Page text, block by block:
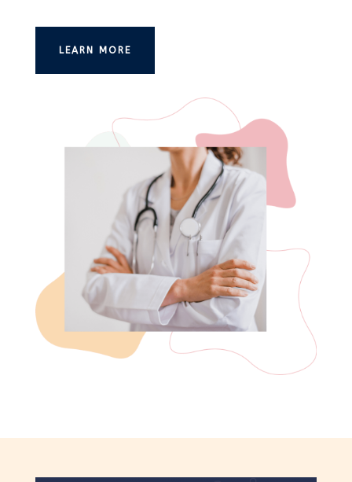
LEARN MORE